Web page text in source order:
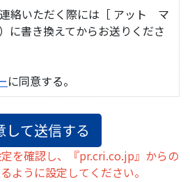
絡いただく際には［ アット マ
に書き換えてからお送りくださ
に同意する。
を確認し、『pr.cri.co.jp』からの
ように設定してください。